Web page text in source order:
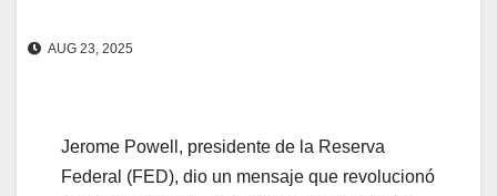
AUG 23, 2025
Jerome Powell, presidente de la Reserva
Federal (FED), dio un mensaje que revolucionó